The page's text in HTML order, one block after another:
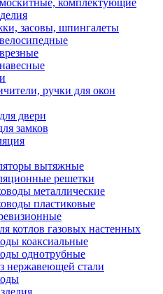
комплектующие
засовы, шпингалеты
ручки для окон
двери
замков
вытяжные
решетки
металлические
пластиковые
котлов газовых настенных
коаксиальные
однотрубные
нержавеющей стали